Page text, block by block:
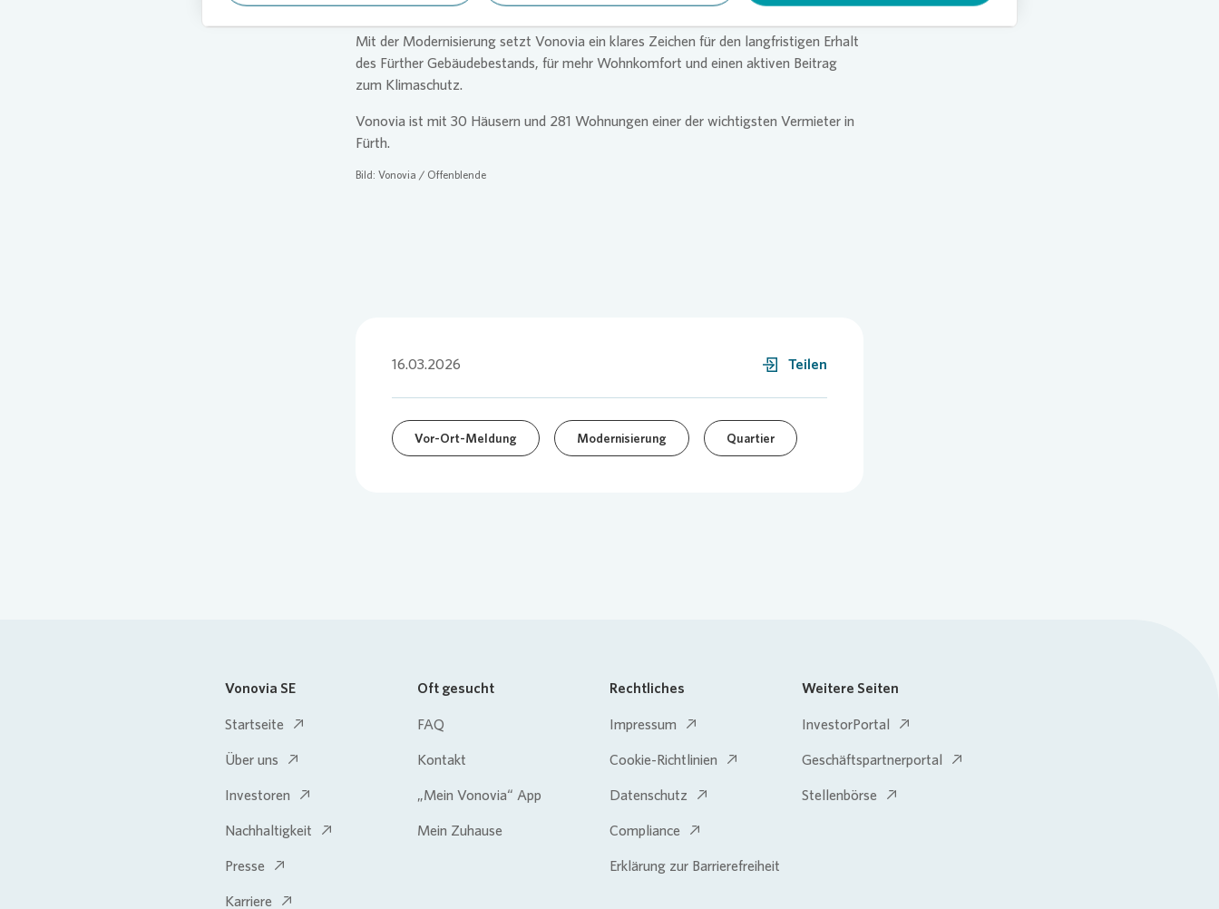
Mit der Modernisierung setzt Vonovia ein klares Zeichen für den langfristigen Erhalt
des Fürther Gebäudebestands, für mehr Wohnkomfort und einen aktiven Beitrag
zum Klimaschutz.
Vonovia ist mit 30 Häusern und 281 Wohnungen einer der wichtigsten Vermieter in
Fürth.
Bild: Vonovia / Offenblende
16.03.2026 Teilen
Vor-Ort-Meldung Modernisierung Quartier
Vonovia SE
Startseite
Über uns
Investoren
Nachhaltigkeit
Presse
Karriere
Oft gesucht
FAQ
Kontakt
„Mein Vonovia“ App
Mein Zuhause
Rechtliches
Impressum
Cookie-Richtlinien
Datenschutz
Compliance
Erklärung zur Barrierefreiheit
Weitere Seiten
InvestorPortal
Geschäftspartnerportal
Stellenbörse